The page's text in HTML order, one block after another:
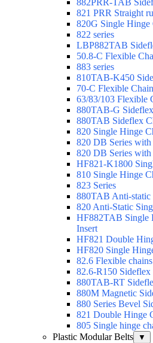
882PRR-TAB
821 PRR Straight
820G Single Hinge
822 series
LBP882TAB
50.8-C Flexible
883 series
810TAB-K450
70-C Flexible Chain
63/83/103 Flexible
880TAB-G
880TAB Sideflex
820 Single Hinge
820 DB Series
820 DB Series
HF821-K1800
810 Single Hinge
823 Series
880TAB Anti-static
820 Anti-Static
HF882TAB Single
Insert
HF821 Double
HF820 Single
82.6 Flexible chains
82.6-R150
880TAB-RT
880M Magnetic
880 Series Bevel
821 Double Hinge
805 Single hinge
Plastic Modular Belts
▼